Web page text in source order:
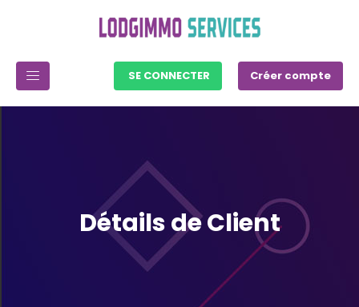
SE CONNECTER Créer compte
Détails de Client